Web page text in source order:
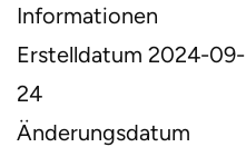
Informationen
Erstelldatum 2024-09-
24
Änderungsdatum